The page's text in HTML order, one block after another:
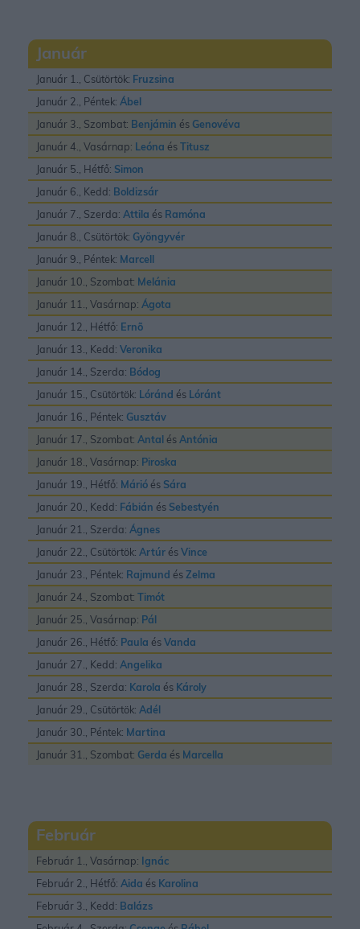
Január
Január 1., Csütörtök: Fruzsina
Január 2., Péntek: Ábel
Január 3., Szombat: Benjámin és Genovéva
Január 4., Vasárnap: Leóna ésTitusz
Január 5., Hétfő: Simon
Január 6., Kedd: Boldizsár
Január 7., Szerda: Attila és Ramóna
Január 8., Csütörtök: Gyöngyvér
Január 9., Péntek: Marcell
Január 10., Szombat: Melánia
Január 11., Vasárnap: Ágota
Január 12., Hétfő: Ernõ
Január 13., Kedd: Veronika
Január 14., Szerda: Bódog
Január 15., Csütörtök: Lóránd és Lóránt
Január 16., Péntek: Gusztáv
Január 17., Szombat: Antal ésAntónia
Január 18., Vasárnap: Piroska
Január 19., Hétfő: Márió és Sára
Január 20., Kedd: Fábián és Sebestyén
Január 21., Szerda: Ágnes
Január 22., Csütörtök: Artúr ésVince
Január 23., Péntek: Rajmund ésZelma
Január 24., Szombat: Timót
Január 25., Vasárnap: Pál
Január 26., Hétfő: Paula ésVanda
Január 27., Kedd: Angelika
Január 28., Szerda: Karola és Károly
Január 29., Csütörtök: Adél
Január 30., Péntek: Martina
Január 31., Szombat: Gerda és Marcella
Február
Február 1., Vasárnap: Ignác
Február 2., Hétfő: Aida és Karolina
Február 3., Kedd: Balázs